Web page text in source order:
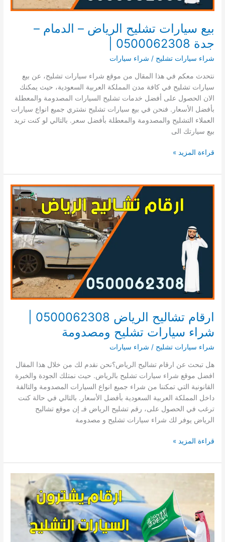
بيع سيارات تشليح الرياض – الدمام –
جدة 0500062308 |
شراء سيارات تشليح / شراء سيارات
نتحدث معكم في هذا المقال من موقع شراء سيارات تشليح، عن بيع
سيارات تشليح في كافة مدن المملكة العربية السعودية، حيث يمكنك
الان الحصول على أفضل خدمات تشليح السيارات المصدومة والمعطلة
بأفضل الأسعار. فنحن في بيع سيارات تشليح نشتري جميع انواع سيارات
العملاء التشليح والمصدومة والمعطلة بأفضل سعر. بالتالي لو كنت تريد
بيع سيارتك الى
بيع
تشليح
الرياض
0500062308
قراءة المزيد »
شراء سيارات تشليح ومصدومة
شراء سيارات تشليح / شراء سيارات
هل تبحث عن ارقام تشاليح الرياض؟نحن نقدم لك من خلال هذا المقال
افضل موقع شراء سيارات تشليح بالرياض. حيث نمتلك الجودة والخبرة
القانونية التي تمكننا من شراء جميع انواع السيارات المصدومة والتالفة
داخل المملكة العربية السعودية بأفضل الأسعار. بالتالي في حالة كنت
ترغب في الحصول على، رقم تشليح الرياض فـ إن موقع تشاليح
الرياض يوفر لك شراء سيارات تشليح و مصدومة
ارقام
الرياض
0500062308
تشليح
ومصدومة
قراءة المزيد »